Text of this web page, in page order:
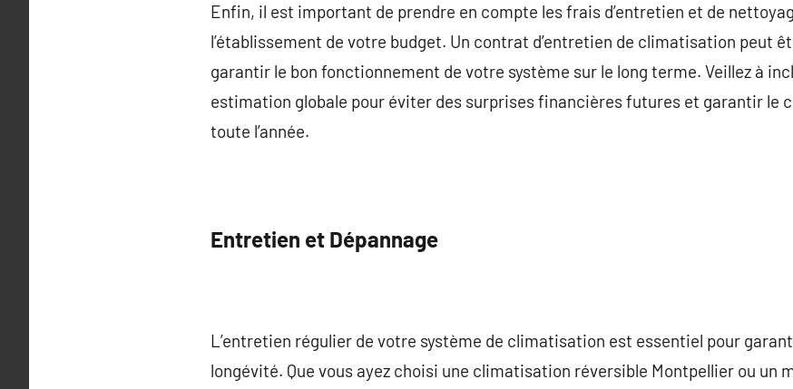
Enfin, il est important de prendre en compte les frais d’entretien et de
l’établissement de votre budget. Un contrat d’entretien de climatisation peut
garantir le bon fonctionnement de votre système sur le long terme. Veillez à
estimation globale pour éviter des surprises financières futures et garantir le
toute l’année.
Entretien et Dépannage
L’entretien régulier de votre système de climatisation est essentiel pour
longévité. Que vous ayez choisi une climatisation réversible Montpellier ou un